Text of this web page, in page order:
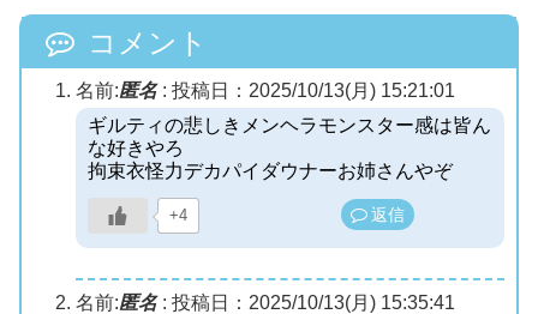
コメント
名前:匿名: 投稿日：2025/10/13(月) 15:21:01
ギルティの悲しきメンヘラモンスター感は皆ん
な好きやろ
拘束衣怪力デカパイダウナーお姉さんやぞ
+4 返信
名前:匿名: 投稿日：2025/10/13(月) 15:35:41